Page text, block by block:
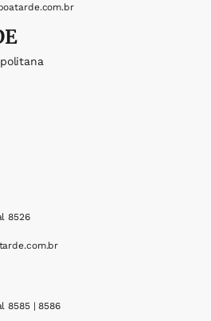
8526
8585 | 8586